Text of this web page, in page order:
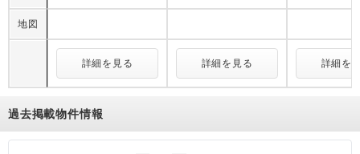
地図
詳細を見る 詳細を見る 詳細を
過去掲載物件情報